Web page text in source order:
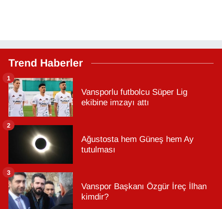
Trend Haberler
Vansporlu futbolcu Süper Lig
ekibine imzayı attı
1
Ağustosta hem Güneş hem Ay
tutulması
2
Vanspor Başkanı Özgür İreç İlhan
kimdir?
3